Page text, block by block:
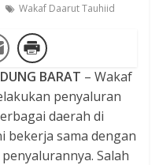
Wakaf Daarut Tauhiid
BARAT – Wakaf
penyaluran
daerah di
bekerja sama dengan
Salah